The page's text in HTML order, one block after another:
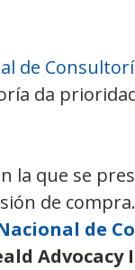
de
da
la que se
de
de
Advocacy